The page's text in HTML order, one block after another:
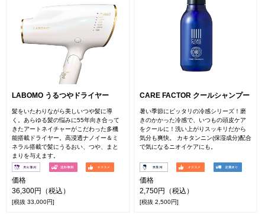
LABOMO うるつやドライヤー
髪をいたわりながら美しいつや髪に導
く。あらゆる髪の悩みに55年向き合って
きたアートネイチャーがこだわった多機
能搭載ドライヤー。高浸透ナノイー＆ミ
ネラル搭載で髪にうるおい、つや、まと
まりを与えます。
価格
36,300円（税込）
[税抜 33,000円]
CARE FACTOR クールシャンプー
暑い季節にピッタリの冷感シリーズ！磨
きのかかった冷感で、いつもの頭皮ケア
をクールに！洗い上がりスッキリだから
気分も爽快。 カキタンニン(保湿成分)配合
で気になるニオイケアにも。
価格
2,750円（税込）
[税抜 2,500円]